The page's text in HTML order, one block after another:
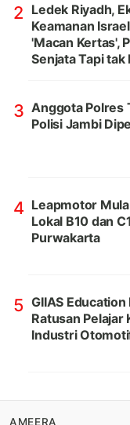
2 Ledek Riyadh,
Keamanan
'Macan Kertas',
Senjata Tapi tak
3 Anggota Polres
Polisi Jambi
4 Leapmotor
Lokal B10 dan
Purwakarta
5 GIIAS Education
Ratusan Pelajar
Industri
AMEERA